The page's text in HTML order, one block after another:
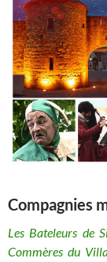
Compagnies
Les Bateleurs de
Commères du